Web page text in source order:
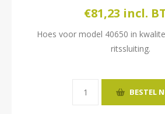
€81,23 incl.
Hoes voor model 40650 in
ritssluiting.